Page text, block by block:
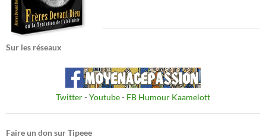
Sur les réseaux
Twitter- Youtube- FB Humour Kaamelott
Faire un don sur Tipeee